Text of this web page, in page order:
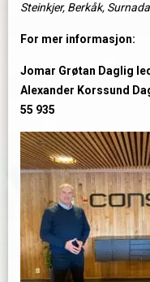
Steinkjer, Berkåk,
For mer informasjon:
Jomar Grøtan Daglig
Alexander Korssund
55 935